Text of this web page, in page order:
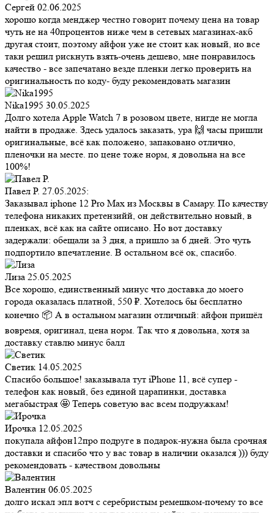
Сергей 02.06.2025
хорошо когда менджер честно говорит почему цена на товар
чуть не на 40процентов ниже чем в сетевых магазинах-акб
другая стоит, поэтому айфон уже не стоит как новый, но все
таки решил рискнуть взять-очень дешево, мне понравилось
качество - все запечатано везде пленки легко проверить на
оригинальность по коду- буду рекомендовать магазин
Nika1995 30.05.2025
Долго хотела Apple Watch 7 в розовом цвете, нигде не могла
найти в продаже. Здесь удалось заказать, ура 🙌 часы пришли
оригинальные, всё как положено, запаковано отлично,
пленочки на месте. по цене тоже норм, я довольна на все
100%!
Павел Р. 27.05.2025:
Заказывал iphone 12 Pro Max из Москвы в Самару. По качеству
телефона никаких претензийй, он действительно новый, в
пленках, всё как на сайте описано. Но вот доставку
задержали: обещали за 3 дня, а пришло за 6 дней. Это чуть
подпортило впечатление. В остальном всё ок, спасибо.
Лиза 25.05.2025
Все хорошо, единственный минус что доставка до моего
города оказалась платной, 550 ₽. Хотелось бы бесплатно
конечно 📦 А в остальном магазин отличный: айфон пришёл
вовремя, оригинал, цена норм. Так что я довольна, хотя за
доставку ставлю минус балл
Светик 14.05.2025
Спасибо большое! заказывала тут iPhone 11, всё супер -
телефон как новый, без единой царапинки, доставка
мегабыстрая 🤩 Теперь советую вас всем подружкам!
Ирочка 12.05.2025
покупала айфон12про подруге в подарок-нужна была срочная
доставки и спасибо что у вас товар в наличии оказался ))) буду
рекомендовать - качеством довольны
Валентин 06.05.2025
долго искал эпл вотч с серебристым ремешком-почему то все